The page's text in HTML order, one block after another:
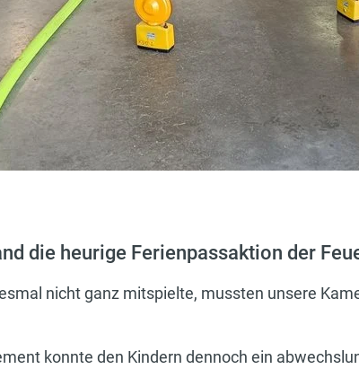
die heurige Ferienpassaktion der
nicht ganz mitspielte, mussten unsere
konnte den Kindern dennoch ein